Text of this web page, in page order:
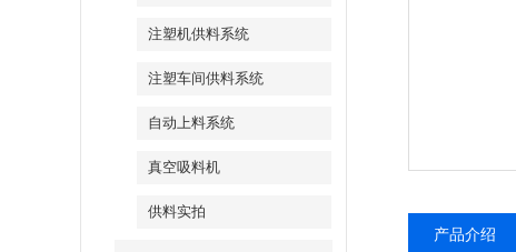
注塑机供料系统
注塑车间供料系统
自动上料系统
真空吸料机
供料实拍
产品介绍